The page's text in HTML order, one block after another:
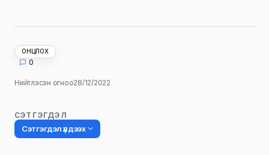
ОНЦЛОХ
0
Нийтлэсэн огноо28/12/2022
СЭТГЭГДЭЛ
Сэтгэгдэл үлдээх